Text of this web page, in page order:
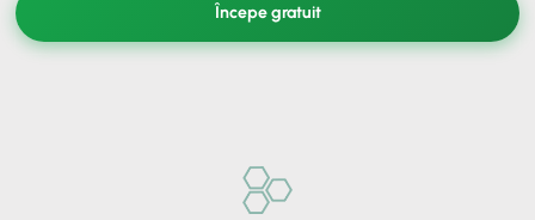
Începe gratuit